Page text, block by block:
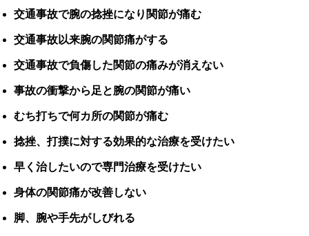
交通事故で腕の捻挫になり関節が痛む
交通事故以来腕の関節痛がする
交通事故で負傷した関節の痛みが消えない
事故の衝撃から足と腕の関節が痛い
むち打ちで何カ所の関節が痛む
捻挫、打撲に対する効果的な治療を受けたい
早く治したいので専門治療を受けたい
身体の関節痛が改善しない
脚、腕や手先がしびれる